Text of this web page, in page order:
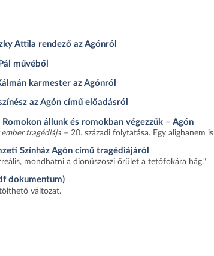
Attila rendező az Agónról
művéből
karmester az Agónról
az Agón című előadásról
állunk és romokban végezzük – Agón
ember tragédiája – 20. századi folytatása. Egy alighanem
Színház Agón című tragédiájáról
mondhatni a dionüszoszi őrület a tetőfokára hág."
dokumentum)
változat.